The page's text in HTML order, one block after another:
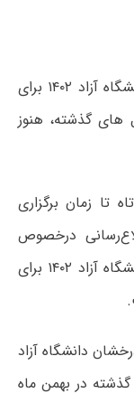
نتایج کارشناسی ارشد استعداد درخشان دانشگاه آزاد ۱۴۰۲ برای
های گذشته، هنوز
تا زمان برگزاری
اطلاع‌رسانی درخصوص
نتایج کارشناسی ارشد استعداد درخشان دانشگاه آزاد ۱۴۰۲ برای
دانشگاه آزاد
در بهمن ماه